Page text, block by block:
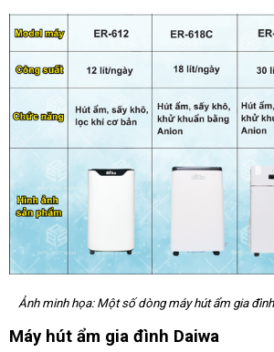
Ảnh minh họa: Một số dòng máy hút ẩm gia
Máy hút ẩm gia đình Daiwa